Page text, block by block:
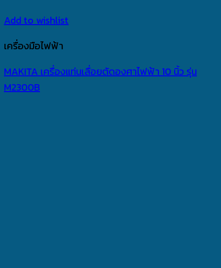
Add to wishlist
เครื่องมือไฟฟ้า
MAKITA เครื่องแท่นเลื่อยตัดองศาไฟฟ้า 10 นิ้ว รุ่น
M2300B